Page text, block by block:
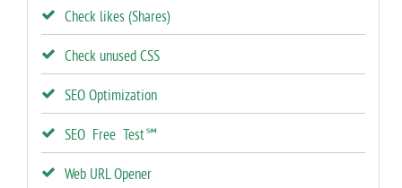
Check likes (Shares)
Check unused CSS
SEO Optimization
SEO Free Test℠
Web URL Opener